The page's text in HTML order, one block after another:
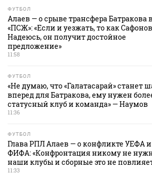
ФУТБОЛ
Алаев — о срыве трансфера Батракова в
«ПСЖ»: «Если и уезжать, то как
Надеюсь, он получит достойное
предложение»
11:58
ФУТБОЛ
«Не думаю, что «Галатасарай» станет
вперед для Батракова, ему нужен
статусный клуб и команда» — Наумов
11:36
ФУТБОЛ
Глава РПЛ Алаев — о конфликте УЕФА и
ФИФА: «Конфронтация никому не
наши клубы и сборные это не
11:33